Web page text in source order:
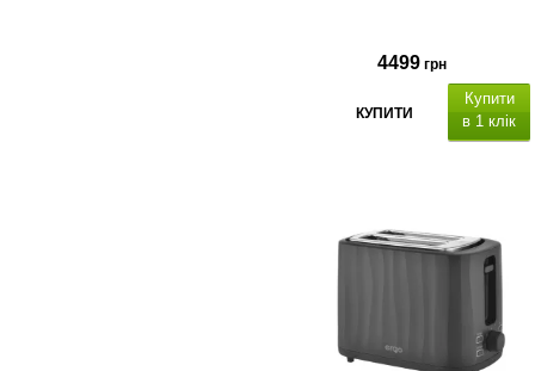
4499 грн
КУПИТИ
Купити
в 1 клік